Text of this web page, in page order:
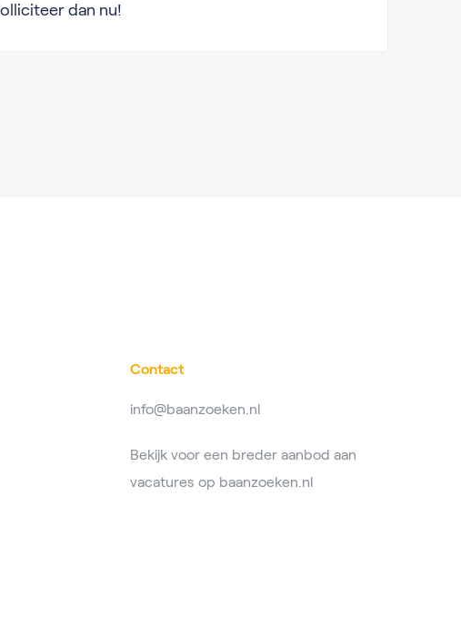
dan nu!
Contact
info@baanzoeken.nl
Bekijk voor een breder aanbod aan
vacatures op baanzoeken.nl